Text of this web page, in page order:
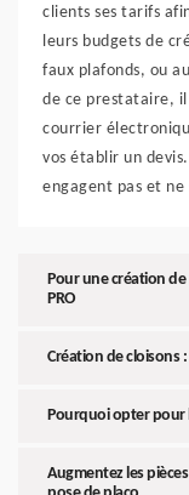
clients ses tarifs
leurs budgets de
faux plafonds, ou
de ce prestataire, il
courrier
vos établir un
engagent pas et ne
Pour une création
PRO
Création de cloisons
Pourquoi opter pour
Augmentez les